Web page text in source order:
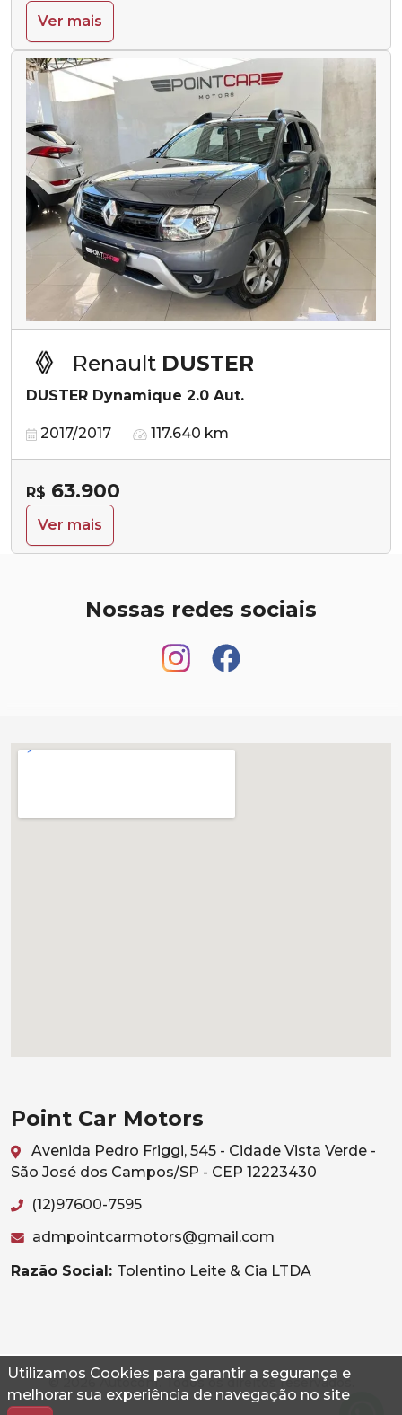
Utilizamos Cookies para garantir a segurança e
melhorar sua experiência de navegação no site
Ver mais
Renault DUSTER
DUSTER Dynamique 2.0 Aut.
2017/2017 117.640 km
R$ 63.900
Ver mais
Nossas redes sociais
Point Car Motors
Avenida Pedro Friggi, 545 - Cidade Vista Verde -
São José dos Campos/SP - CEP 12223430
(12)97600-7595
admpointcarmotors@gmail.com
Razão Social: Tolentino Leite & Cia LTDA
© 2026 Autoconf. Todos os direitos reservados.